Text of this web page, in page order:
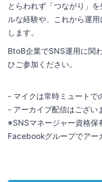
とらわれず「つながり」
ルな経験や、これから運
します。
BtoB企業でSNS運用に関
ひご参加ください。
- マイクは常時ミュートで
- アーカイブ配信はござい
※SNSマネージャー資格保
Facebookグループでアー